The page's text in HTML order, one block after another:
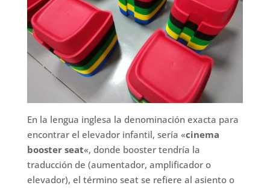
En la lengua inglesa la denominación exacta para
encontrar el elevador infantil, sería «cinema
booster seat«, donde booster tendría la
traducción de (aumentador, amplificador o
elevador), el término seat se refiere al asiento o